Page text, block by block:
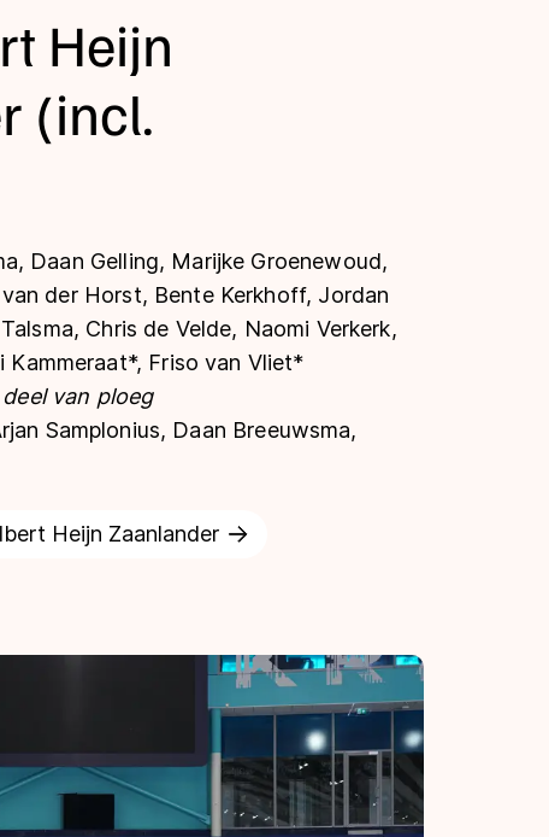
Heijn
(incl.
Daan Gelling, Marijke Groenewoud,
der Horst, Bente Kerkhoff, Jordan
Chris de Velde, Naomi Verkerk,
Kammeraat*, Friso van Vliet*
van ploeg
Samplonius, Daan Breeuwsma,
Heijn Zaanlander